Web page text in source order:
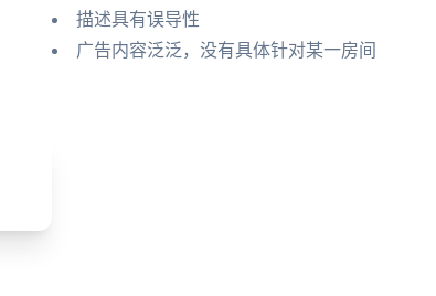
描述具有误导性
广告内容泛泛，没有具体针对某一房间